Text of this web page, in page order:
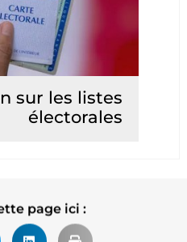
sur les listes
électorales
page ici :